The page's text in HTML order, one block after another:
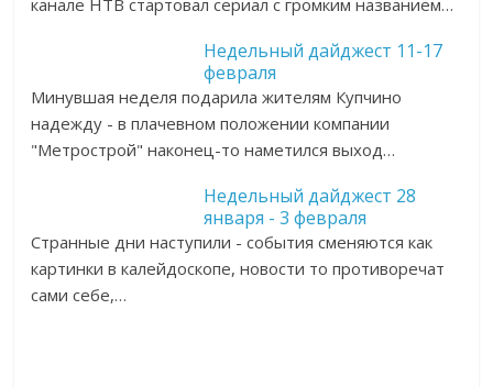
канале НТВ стартовал сериал с громким названием…
Недельный дайджест 11-17
февраля
Минувшая неделя подарила жителям Купчино
надежду - в плачевном положении компании
"Метрострой" наконец-то наметился выход…
Недельный дайджест 28
января - 3 февраля
Странные дни наступили - события сменяются как
картинки в калейдоскопе, новости то противоречат
сами себе,…